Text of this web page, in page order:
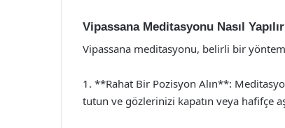
Vipassana Meditasyonu Nasıl
Vipassana meditasyonu, belirli bir
1. **Rahat Bir Pozisyon Alın**:
tutun ve gözlerinizi kapatın veya hafifçe